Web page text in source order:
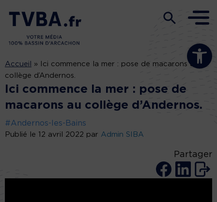
Ouvrir la
Accueil »
Ici commence la mer : pose de macarons au
collège d’Andernos.
Ici commence la mer : pose de
macarons au collège d’Andernos.
#Andernos-les-Bains
Publié le 12 avril 2022 par Admin SIBA
Partager